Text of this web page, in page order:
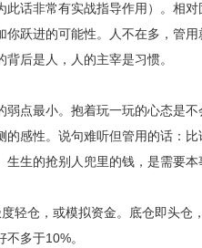
话非常有实战指导作用）。相
跃进的可能性。人不在多，管用
后是人，人的主宰是习惯。
点最小。抱着玩一玩的心态是不
感性。说句难听但管用的话：比
生生的抢别人兜里的钱，是需要
仓，或模拟资金。底仓即头仓
多于10%。